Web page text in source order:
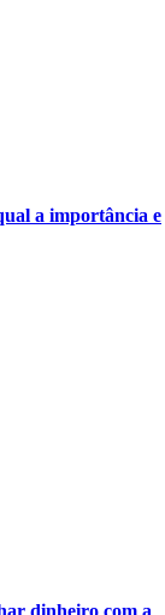
a importância e